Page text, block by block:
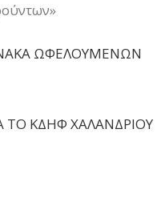
ΩΦΕΛΟΥΜΕΝΩΝ
ΚΔΗΦ ΧΑΛΑΝΔΡΙΟΥ